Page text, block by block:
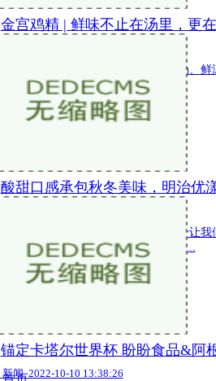
金宫鸡精 | 鲜味不止在汤里，更
如果说 一说到鲜味，总会想到汤 鲜汤、
食真正的鲜除了融在汤里 更能 停在...
酸甜口感承包秋冬美味，明治优
寒露过后,天气逐渐变得凉意十足,寒冷让
鲜香伴着蒸腾热气,给人以贴心贴胃的...
锚定卡塔尔世界杯 盼盼食品&阿
新闻 2022-10-10 13:38:26